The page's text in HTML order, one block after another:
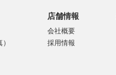
店舗情報
会社概要
採用情報